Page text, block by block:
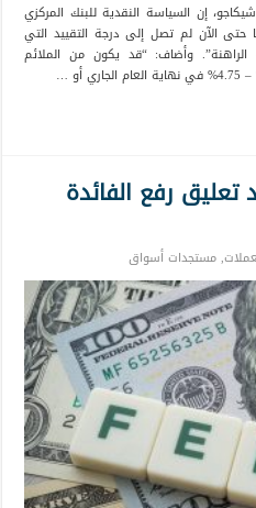
إن السياسة النقدية للبنك المركزي
حتى الآن لم تصل إلى درجة التقييد التي
الراهنة”. وأضاف: “قد يكون من الملائم
تعليق رفع الفائدة
,مستجدات أسواق